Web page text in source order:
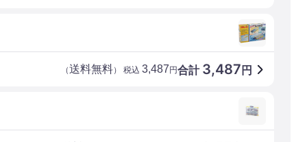
合計 3,487 円
（送料無料） 税込 3,487円